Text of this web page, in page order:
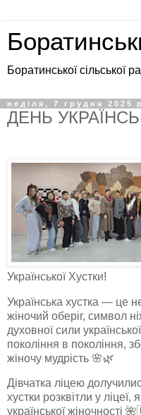
Боратинської сільської
неділя, 7 грудня 2025
ДЕНЬ
Української Хустки!
Українська хустка — це
жіночий оберіг, символ
духовної сили
покоління в покоління,
жіночу мудрість 🌸🌿
Дівчатка ліцею
хустки розквітли у ліцеї,
української жіночності